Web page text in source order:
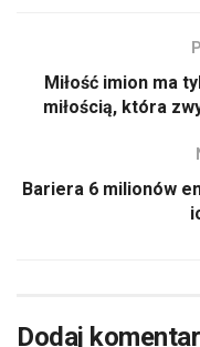
Miłość imion ma
miłością, która
Bariera 6 milionów
Dodaj